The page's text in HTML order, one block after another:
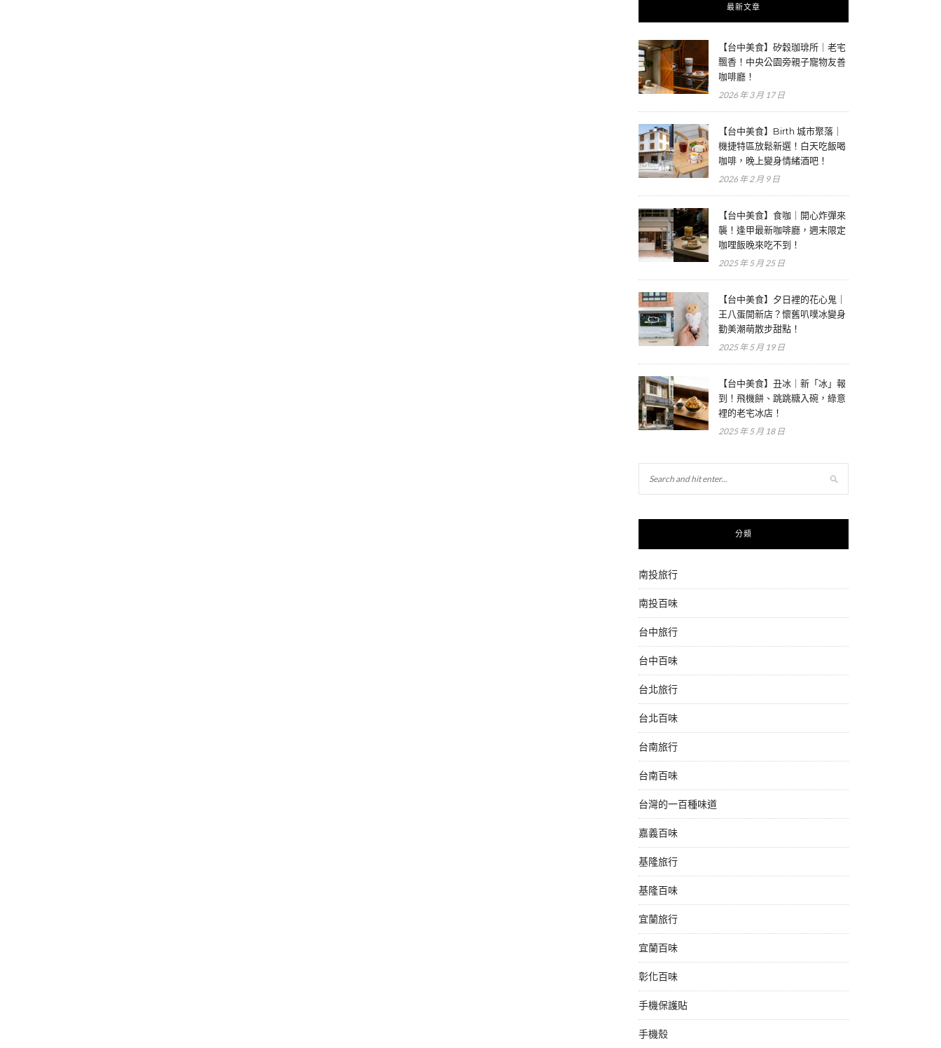
最新文章
【台中美食】矽穀珈琲所｜老宅
飄香！中央公園旁親子寵物友善
咖啡廳！
2026 年 3 月 17 日
【台中美食】Birth 城市聚落｜
機捷特區放鬆新選！白天吃飯喝
咖啡，晚上變身情緒酒吧！
2026 年 2 月 9 日
【台中美食】食咖｜開心炸彈來
襲！逢甲最新咖啡廳，週末限定
咖哩飯晚來吃不到！
2025 年 5 月 25 日
【台中美食】夕日裡的花心鬼｜
王八蛋開新店？懷舊叭噗冰變身
勤美潮萌散步甜點！
2025 年 5 月 19 日
【台中美食】丑冰｜新「冰」報
到！飛機餅、跳跳糖入碗，綠意
裡的老宅冰店！
2025 年 5 月 18 日
分類
南投旅行
南投百味
台中旅行
台中百味
台北旅行
台北百味
台南旅行
台南百味
台灣的一百種味道
嘉義百味
基隆旅行
基隆百味
宜蘭旅行
宜蘭百味
彰化百味
手機保護貼
手機殼